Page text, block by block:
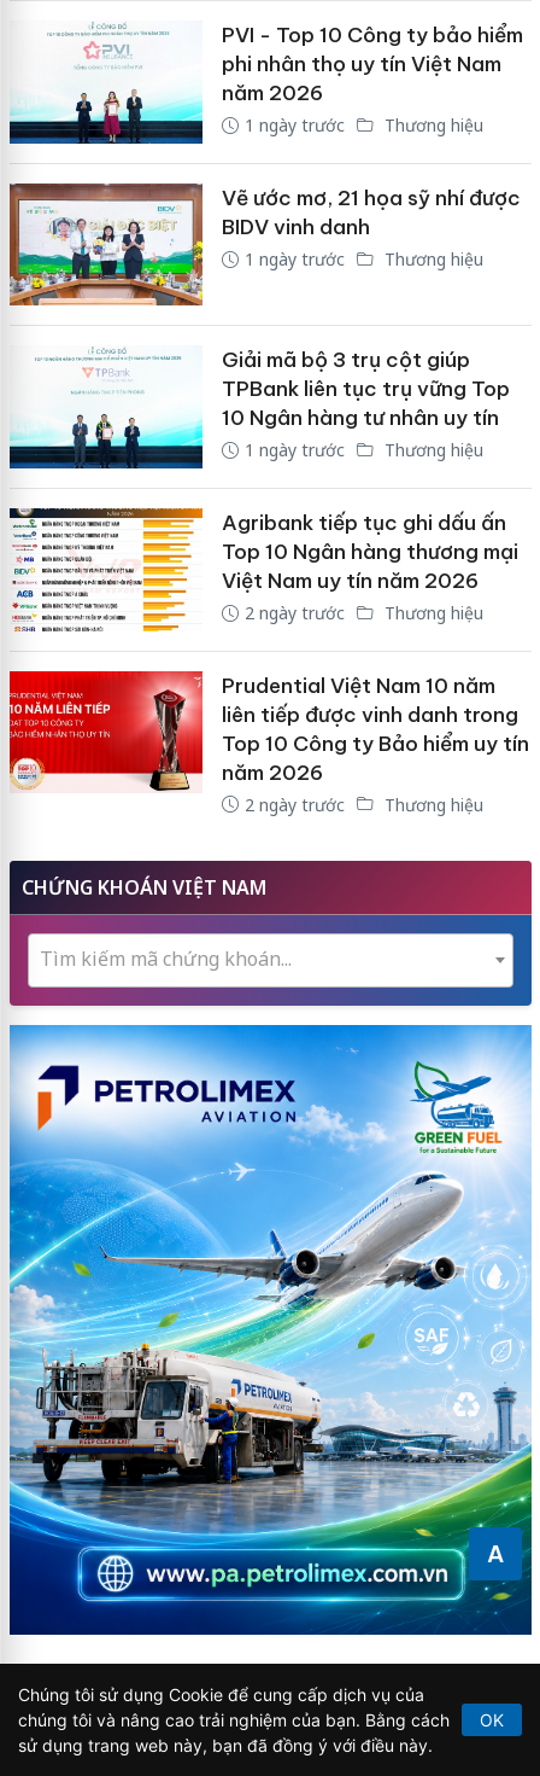
A
PVI - Top 10 Công ty bảo hiểm
phi nhân thọ uy tín Việt Nam
năm 2026
1 ngày trước Thương hiệu
Vẽ ước mơ, 21 họa sỹ nhí được
BIDV vinh danh
1 ngày trước Thương hiệu
Giải mã bộ 3 trụ cột giúp
TPBank liên tục trụ vững Top
10 Ngân hàng tư nhân uy tín
1 ngày trước Thương hiệu
Agribank tiếp tục ghi dấu ấn
Top 10 Ngân hàng thương mại
Việt Nam uy tín năm 2026
2 ngày trước Thương hiệu
Prudential Việt Nam 10 năm
liên tiếp được vinh danh trong
Top 10 Công ty Bảo hiểm uy tín
năm 2026
2 ngày trước Thương hiệu
CHỨNG KHOÁN VIỆT NAM
Tìm kiếm mã chứng khoán...
Video
Chúng tôi sử dụng Cookie để cung cấp dịch vụ của
chúng tôi và nâng cao trải nghiệm của bạn. Bằng cách
sử dụng trang web này, bạn đã đồng ý với điều này.
OK